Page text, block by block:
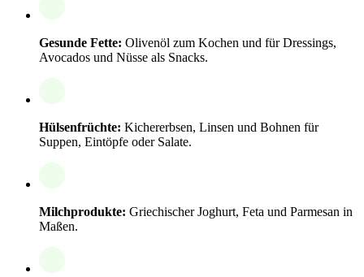
Gesunde Fette: Olivenöl zum Kochen und für Dressings,
Avocados und Nüsse als Snacks.
Hülsenfrüchte: Kichererbsen, Linsen und Bohnen für
Suppen, Eintöpfe oder Salate.
Milchprodukte: Griechischer Joghurt, Feta und Parmesan in
Maßen.